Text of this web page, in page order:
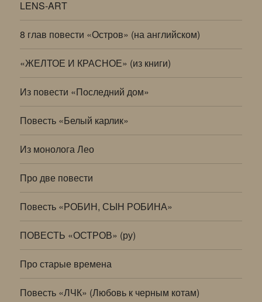
LENS-ART
8 глав повести «Остров» (на английском)
«ЖЕЛТОЕ И КРАСНОЕ» (из книги)
Из повести «Последний дом»
Повесть «Белый карлик»
Из монолога Лео
Про две повести
Повесть «РОБИН, СЫН РОБИНА»
ПОВЕСТЬ «ОСТРОВ» (ру)
Про старые времена
Повесть «ЛЧК» (Любовь к черным котам)